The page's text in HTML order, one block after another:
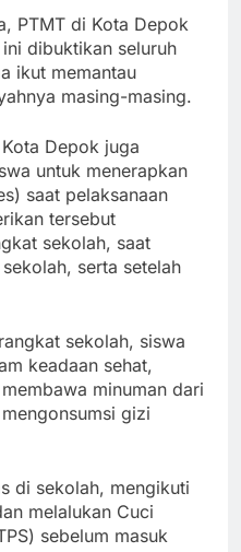
PTMT di Kota Depok
dibuktikan seluruh
ikut memantau
masing-masing.
Depok juga
untuk menerapkan
saat pelaksanaan
tersebut
sekolah, saat
serta setelah
sekolah, siswa
keadaan sehat,
minuman dari
gizi
di sekolah, mengikuti
melalukan Cuci
sebelum masuk